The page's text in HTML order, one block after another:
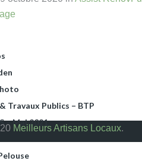
La Baule
Travaux Publics – BTP
– Mai 2021
Meilleurs Artisans Locaux.